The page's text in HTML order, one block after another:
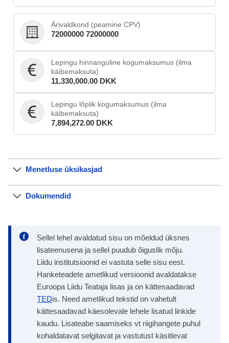
Ärivaldkond (peamine CPV)
72000000 72000000
Lepingu hinnanguline kogumaksumus (ilma
käibemaksuta)
11,330,000.00 DKK
Lepingu lõplik kogumaksumus (ilma
käibemaksuta)
7,894,272.00 DKK
Menetluse üksikasjad
Dokumendid
Sellel lehel avaldatud sisu on mõeldud üksnes
lisateenusena ja sellel puudub õiguslik mõju.
Liidu institutsioonid ei vastuta selle sisu eest.
Hanketeadete ametlikud versioonid avaldatakse
Euroopa Liidu Teataja lisas ja on kättesaadavad
TEDis. Need ametlikud tekstid on vahetult
kättesaadavad käesolevale lehele lisatud linkide
kaudu. Lisateabe saamiseks vt riigihangete puhul
kohaldatavat selgitavat ja vastutust käsitlevat